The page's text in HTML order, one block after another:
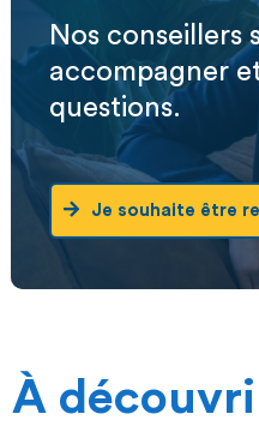
Nos conseillers
accompagner
questions.
Je souhaite être
À